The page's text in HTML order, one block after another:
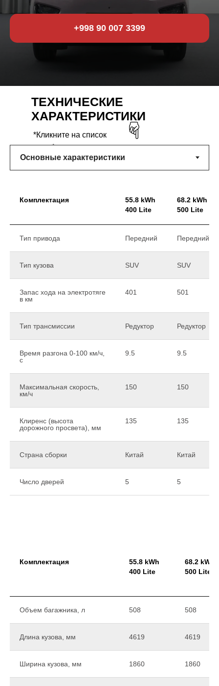
+998 90 007 3399
ТЕХНИЧЕСКИЕ
ХАРАКТЕРИСТИКИ
*Кликните на список
ниже*
Комплектация
55.8 kWh
400 Lite
68.2 kWh
500 Lite
Тип привода Передний Передний
Тип кузова SUV SUV
Запас хода на электротяге
в км
401 501
Тип трансмиссии Редуктор Редуктор
Время разгона 0-100 км/ч,
с
9.5 9.5
Максимальная скорость,
км/ч
150 150
Клиренс (высота
дорожного просвета), мм
135 135
Страна сборки Китай Китай
Число дверей 5 5
Комплектация
55.8 kWh
400 Lite
68.2 kWh
500 Lite
Объем багажника, л 508 508
Длина кузова, мм 4619 4619
Ширина кузова, мм 1860 1860